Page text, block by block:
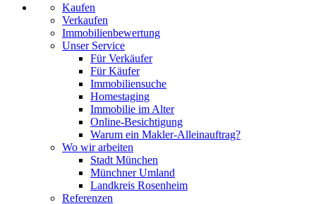
Kaufen
Verkaufen
Immobilienbewertung
Unser Service
Für Verkäufer
Für Käufer
Immobiliensuche
Homestaging
Immobilie im Alter
Online-Besichtigung
Warum ein Makler-Alleinauftrag?
Wo wir arbeiten
Stadt München
Münchner Umland
Landkreis Rosenheim
Referenzen